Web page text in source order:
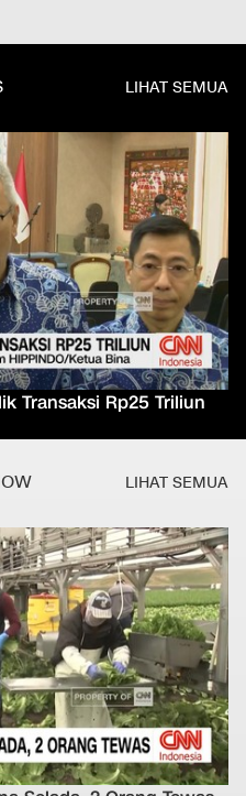
LIHAT SEMUA
Transaksi Rp25 Triliun
LIHAT SEMUA